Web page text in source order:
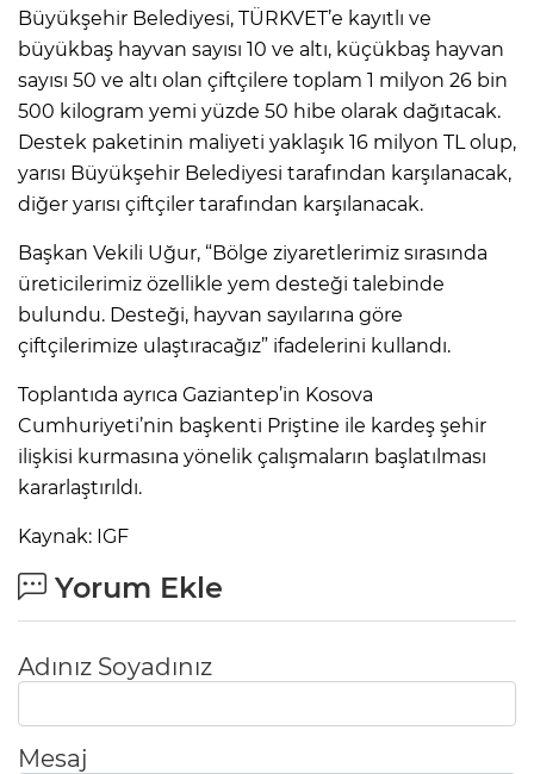
Büyükşehir Belediyesi, TÜRKVET’e kayıtlı ve
büyükbaş hayvan sayısı 10 ve altı, küçükbaş hayvan
sayısı 50 ve altı olan çiftçilere toplam 1 milyon 26 bin
500 kilogram yemi yüzde 50 hibe olarak dağıtacak.
Destek paketinin maliyeti yaklaşık 16 milyon TL olup,
yarısı Büyükşehir Belediyesi tarafından karşılanacak,
diğer yarısı çiftçiler tarafından karşılanacak.
Başkan Vekili Uğur, “Bölge ziyaretlerimiz sırasında
üreticilerimiz özellikle yem desteği talebinde
bulundu. Desteği, hayvan sayılarına göre
çiftçilerimize ulaştıracağız” ifadelerini kullandı.
Toplantıda ayrıca Gaziantep’in Kosova
Cumhuriyeti’nin başkenti Priştine ile kardeş şehir
ilişkisi kurmasına yönelik çalışmaların başlatılması
kararlaştırıldı.
Kaynak: IGF
Yorum Ekle
Adınız Soyadınız
Mesaj